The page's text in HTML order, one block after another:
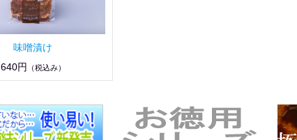
味噌漬け
640円
（税込み）